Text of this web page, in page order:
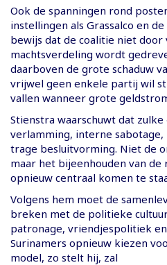
Ook de spanningen rond
instellingen als Grassalco en
bewijs dat de coalitie niet door
machtsverdeling wordt
daarboven de grote schaduw
vrijwel geen enkele partij wil
vallen wanneer grote
Stienstra waarschuwt dat
verlamming, interne
trage besluitvorming. Niet de
maar het bijeenhouden van
opnieuw centraal komen te
Volgens hem moet de
breken met de politieke
patronage, vriendjespolitiek
Surinamers opnieuw kiezen
model, zo stelt hij, zal